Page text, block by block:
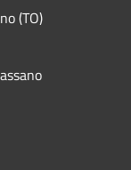
(TO)